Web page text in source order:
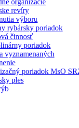
organizácie
revíry
výboru
rybársky poriadok
činnosť
poriadok
vyznamenaných
poriadok MsO
ples